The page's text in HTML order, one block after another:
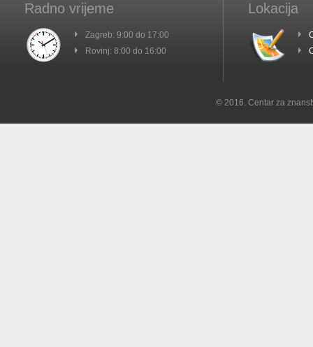
Radno vrijeme
Zagreb: 9:00 do 17:00
Rovinj: 8:00 do 16:00
Lokacija
© 2016. Centar za